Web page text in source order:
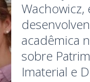
Wachowicz,
acadêmica
sobre
Imaterial e